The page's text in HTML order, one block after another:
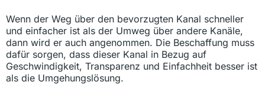
Wenn der Weg über den bevorzugten Kanal schneller
und einfacher ist als der Umweg über andere Kanäle,
dann wird er auch angenommen. Die Beschaffung muss
dafür sorgen, dass dieser Kanal in Bezug auf
Geschwindigkeit, Transparenz und Einfachheit besser ist
als die Umgehungslösung.